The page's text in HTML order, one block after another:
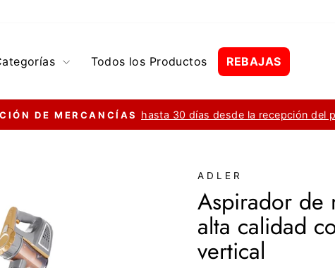
Todos los Productos REBAJAS
diapositivas
DE MERCANCÍAS hasta 30 días desde la recepción del
ADLER
Aspirador de
alta calidad
vertical